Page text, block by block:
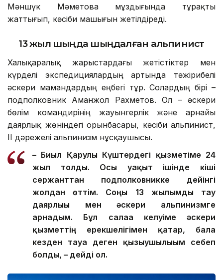
Мәншүк Мәметова мұздығында тұрақты
жаттығып, кәсіби машығын жетілдіреді.
13 жыл шыңда шыңдалған альпинист
Халықаралық жарыстардағы жетістіктер мен
күрделі экспедициялардың артында тәжірибелі
әскери мамандардың еңбегі тұр. Солардың бірі –
подполковник Аманжол Рахметов. Ол – әскери
бөлім командирінің жауынгерлік және арнайы
даярлық жөніндегі орынбасары, кәсіби альпинист,
ІІ дәрежелі альпинизм нұсқаушысы.
– Биыл Қарулы Күштердегі қызметіме 24
жыл толды. Осы уақыт ішінде кіші
сержанттан подполковникке дейінгі
жолдан өттім. Соңғы 13 жылымды тау
даярлығы мен әскери альпинизмге
арнадым. Бұл салаға келуіме әскери
қызметтің ерекшелігімен қатар, бала
кезден тауға деген қызығушылығым себеп
болды, – дейді ол.